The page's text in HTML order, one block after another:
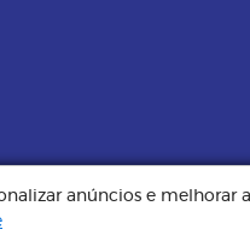
Cuidando de Você © Todos os
anúncios e